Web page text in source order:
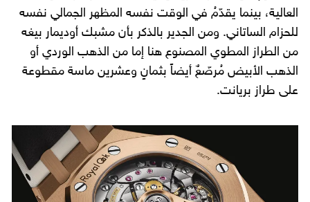
العالية، بينما يقدّمُ في الوقت نفسه المظهر الجمالي نفسه
للحزام الساتاني. ومن الجدير بالذكر بأن مشبك أوديمار بيغه
من الطراز المطوي المصنوع هنا إما من الذهب الوردي أو
الذهب الأبيض مُرصّعٌ أيضاً بثمانٍ وعشرين ماسة مقطوعة
على طراز بريانت.